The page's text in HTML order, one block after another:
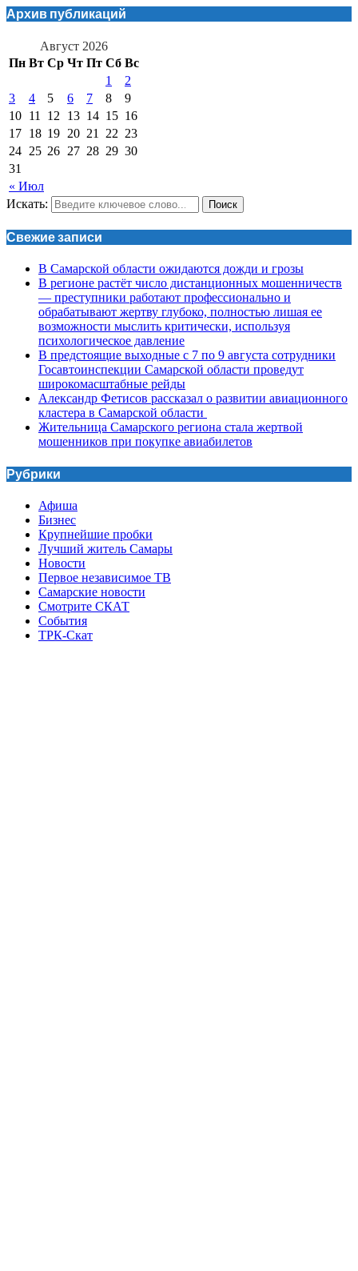
Архив публикаций
Август 2026
Пн Вт Ср Чт Пт Сб Вс
« Июл
1
2
3
4 5 6 7 8
9
10 11 12 13 14 15 16
17 18 19 20 21 22 23
24 25 26 27 28 29 30
31
Искать: Поиск
Свежие записи
В Самарской области ожидаются дожди и грозы
В регионе растёт число дистанционных мошенничеств
— преступники работают профессионально и
обрабатывают жертву глубоко, полностью лишая ее
возможности мыслить критически, используя
психологическое давление
В предстоящие выходные с 7 по 9 августа сотрудники
Госавтоинспекции Самарской области проведут
широкомасштабные рейды
Александр Фетисов рассказал о развитии авиационного
кластера в Самарской области
Жительница Самарского региона стала жертвой
мошенников при покупке авиабилетов
Рубрики
Афиша
Бизнес
Крупнейшие пробки
Лучший житель Самары
Новости
Первое независимое ТВ
Самарские новости
Смотрите СКАТ
События
ТРК-Скат